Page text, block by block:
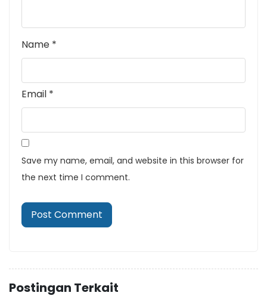
Name *
Email *
Save my name, email, and website in this browser for
the next time I comment.
Postingan Terkait